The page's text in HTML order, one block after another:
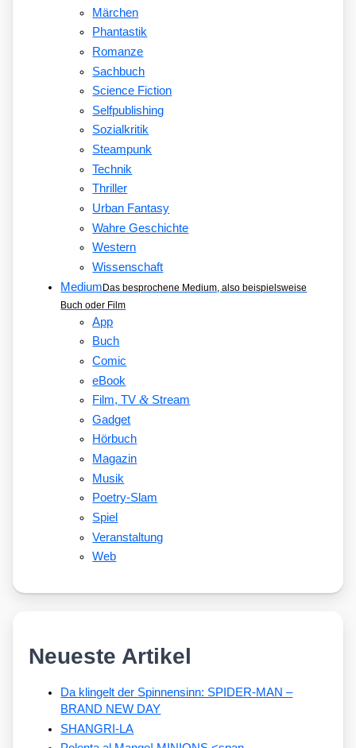
Märchen
Phantastik
Romanze
Sachbuch
Science Fiction
Selfpublishing
Sozialkritik
Steampunk
Technik
Thriller
Urban Fantasy
Wahre Geschichte
Western
Wissenschaft
MediumDas besprochene Medium, also beispielsweise
Buch oder Film
App
Buch
Comic
eBook
Film, TV&Stream
Gadget
Hörbuch
Magazin
Musik
Poetry-Slam
Spiel
Veranstaltung
Web
Neueste Artikel
Da klingelt der Spinnensinn: SPIDER-MAN –
BRAND NEW DAY
SHANGRI-LA